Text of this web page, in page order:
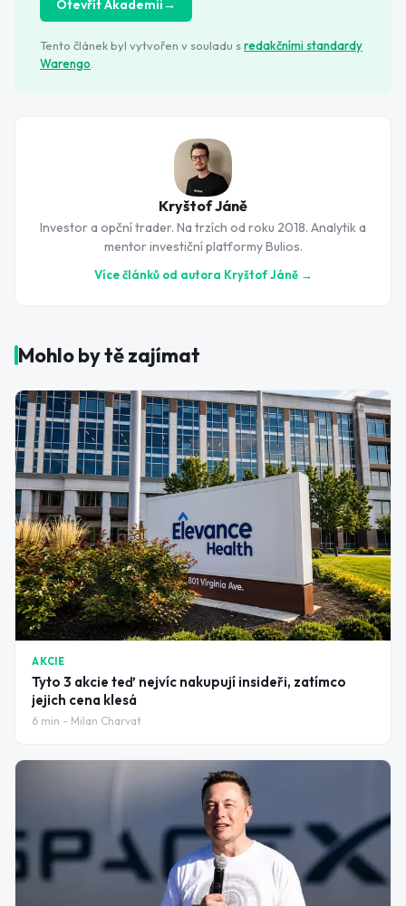
Otevřít Akademii→
Tento článek byl vytvořen v souladu sredakčními standardy
Warengo
Kryštof Jáně
Investor a opční trader. Na trzích od roku 2018. Analytik a
mentor investiční platformy Bulios.
Více článků od autora Kryštof Jáně →
Mohlo by tě zajímat
AKCIE
Tyto 3 akcie teď nejvíc nakupují insideři, zatímco
jejich cena klesá
6 min - Milan Charvat